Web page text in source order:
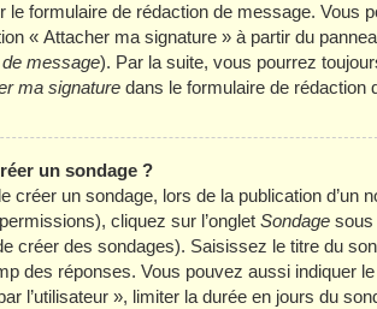
le formulaire de rédaction de message. Vous
« Attacher ma signature » à partir du
message). Par la suite, vous pourrez
ma signature dans le formulaire de rédaction
un sondage ?
créer un sondage, lors de la publication
cliquez sur l’onglet Sondage sous
créer des sondages). Saisissez le titre du
des réponses. Vous pouvez aussi indiquer
l’utilisateur », limiter la durée en jours du